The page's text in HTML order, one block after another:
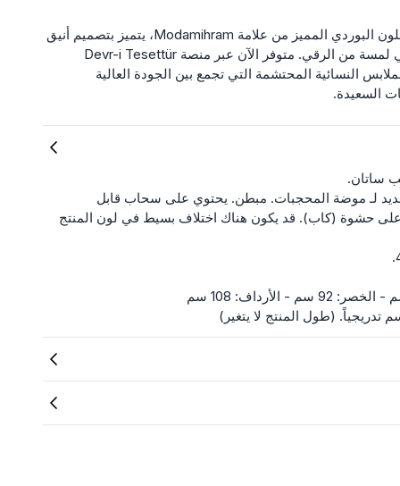
اكتشفي فستان سهرة مقاس كبير باللون البوردي المميز من علامة Modamihram، يتميز بتصميم أنيق
مع كشكشة ناعمة على الأكتاف تضفي لمسة من الرقي. متوفر الآن عبر منصة Devr-i Tesettür
النسائية المحتشمة التي تجمع بين الجودة العالية
السعيدة.
ساتان.
لـ موضة المحجبات. مبطن. يحتوي على سحاب قابل
حشوة (كاب). قد يكون هناك اختلاف بسيط في لون المنتج